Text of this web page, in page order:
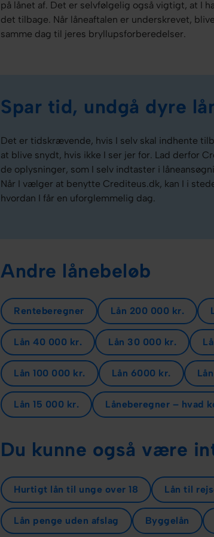
på lånet af. Det er selvfølgelig også vigtigt, at I
det tilbage. Når låneaftalen er underskrevet,
samme dag til jeres bryllupsforberedelser.
Spar tid, undgå dyre
Det er tidskrævende, hvis I selv skal indhente
at blive snydt, hvis ikke I ser jer for. Lad derfor
de oplysninger, som I selv indtaster i
Når I vælger at benytte Crediteus.dk, kan I i
hvordan I får en uforglemmelig dag.
Andre lånebeløb
Renteberegner Lån 200 000 kr.
Lån 40 000 kr. Lån 30 000 kr.
Lån 100 000 kr. Lån 6000 kr.
Lån 15 000 kr. Låneberegner – hvad
Du kunne også være
Hurtigt lån til unge over 18 Lån til
Lån penge uden afslag Byggelån